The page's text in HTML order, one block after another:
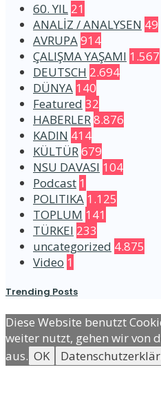
60. YIL 21
ANALİZ / ANALYSEN 49
AVRUPA914
ÇALIŞMA YAŞAMI 1.567
DEUTSCH 2.694
DÜNYA 140
Featured 32
HABERLER8.876
KADIN 414
KÜLTÜR679
NSU DAVASI 104
Podcast 1
POLITIKA 1.125
TOPLUM 141
TÜRKEI 233
uncategorized 4.875
Video 1
Trending Posts
Diese Website benutzt
weiter nutzt, gehen wir von
aus. OK